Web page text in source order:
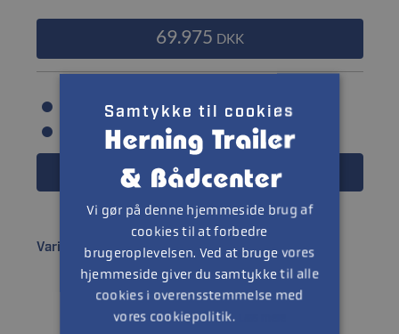
69.975 DKK
Nyttelast: 2203 kg
Totalvægt: 3000 kg
Læs mere
Variant 3520M5
Samtykke til cookies
Vi gør på denne hjemmeside brug af
cookies til at forbedre
brugeroplevelsen. Ved at bruge vores
hjemmeside giver du samtykke til alle
cookies i overensstemmelse med
vores cookiepolitik.